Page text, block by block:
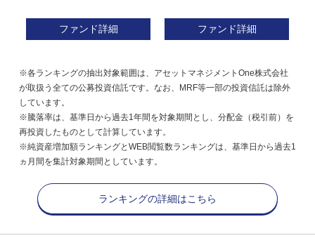
ファンド詳細 ファンド詳細
※各ランキングの抽出対象範囲は、アセットマネジメントOne株式会社
が取扱う全ての公募投資信託です。なお、MRF等一部の投資信託は除外
しています。
※騰落率は、基準日から過去1年間を対象期間とし、分配金（税引前）を
再投資したものとして計算しています。
※純資産増加額ランキングとWEB閲覧数ランキングは、基準日から過去1
ヵ月間を集計対象期間としています。
ランキングの詳細はこちら